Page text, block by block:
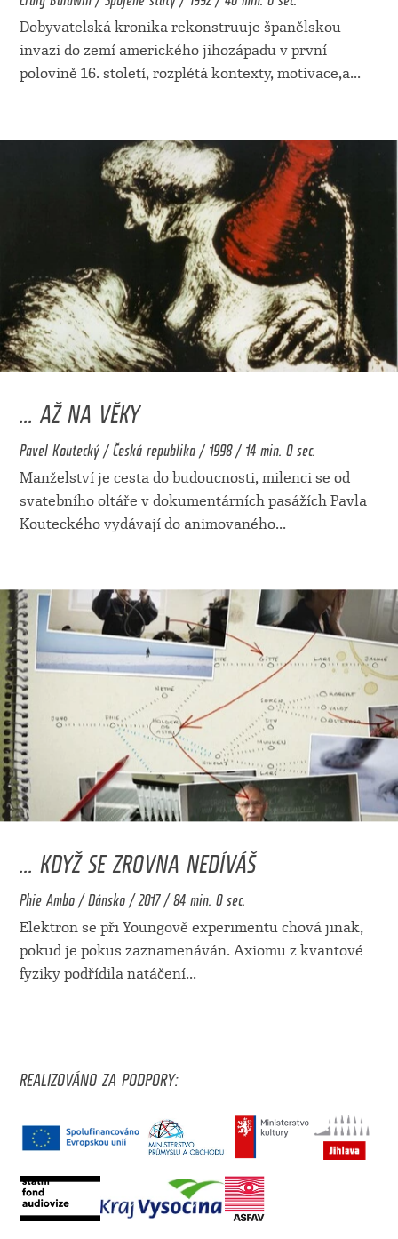
Dobyvatelská kronika rekonstruuje španělskou
invazi do zemí amerického jihozápadu v první
polovině 16. století, rozplétá kontexty, motivace,a...
... AŽ NA VĚKY
Pavel Koutecký / Česká republika / 1998 / 14 min. 0 sec.
Manželství je cesta do budoucnosti, milenci se od
svatebního oltáře v dokumentárních pasážích Pavla
Kouteckého vydávají do animovaného...
... KDYŽ SE ZROVNA NEDÍVÁŠ
Phie Ambo / Dánsko / 2017 / 84 min. 0 sec.
Elektron se při Youngově experimentu chová jinak,
pokud je pokus zaznamenáván. Axiomu z kvantové
fyziky podřídila natáčení...
REALIZOVÁNO ZA PODPORY: